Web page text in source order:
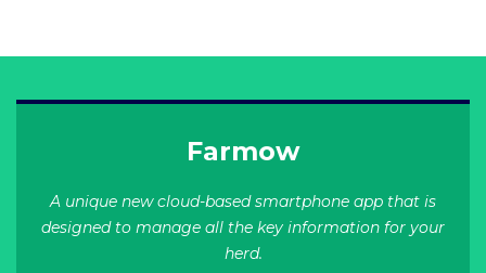
Farmow
A unique new cloud-based smartphone app that is
designed to manage all the key information for your
herd.